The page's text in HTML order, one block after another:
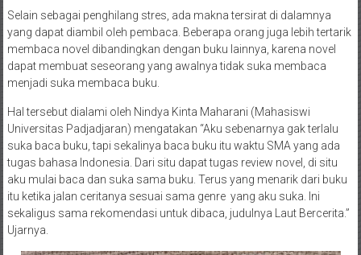
Selain sebagai penghilang stres, ada makna tersirat di dalamnya
yang dapat diambil oleh pembaca. Beberapa orang juga lebih tertarik
membaca novel dibandingkan dengan buku lainnya, karena novel
dapat membuat seseorang yang awalnya tidak suka membaca
menjadi suka membaca buku.
Hal tersebut dialami oleh Nindya Kinta Maharani (Mahasiswi
Universitas Padjadjaran) mengatakan “Aku sebenarnya gak terlalu
suka baca buku, tapi sekalinya baca buku itu waktu SMA yang ada
tugas bahasa Indonesia. Dari situ dapat tugas review novel, di situ
aku mulai baca dan suka sama buku. Terus yang menarik dari buku
itu ketika jalan ceritanya sesuai sama genre yang aku suka. Ini
sekaligus sama rekomendasi untuk dibaca, judulnya Laut Bercerita.”
Ujarnya.